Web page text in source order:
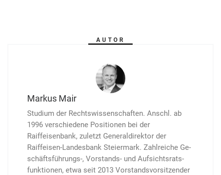
AUTOR
Markus Mair
Studium der Rechtswissenschaften. Anschl. ab
1996 ver­schie­dene Posi­tionen bei der
Raiffeisenbank, zu­letzt Ge­ne­ral­direktor der
Raiffeisen-Landesbank Steier­mark. Zahl­reiche Ge­
schäfts­führungs-, Vor­stands- und Auf­sichts­rats­
funk­tionen, etwa seit 2013 Vor­stands­vor­sitzender